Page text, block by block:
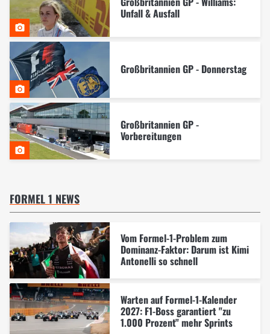
Unfall & Ausfall
Großbritannien GP - Donnerstag
Großbritannien GP -
Vorbereitungen
FORMEL 1 NEWS
Vom Formel-1-Problem zum
Dominanz-Faktor: Darum ist Kimi
Antonelli so schnell
Warten auf Formel-1-Kalender
2027: F1-Boss garantiert "zu
1.000 Prozent" mehr Sprints